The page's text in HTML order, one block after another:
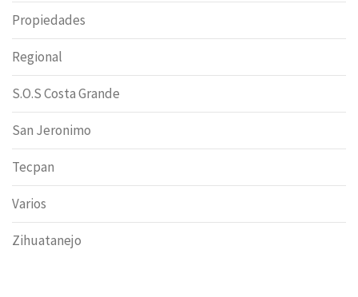
Propiedades
Regional
S.O.S Costa Grande
San Jeronimo
Tecpan
Varios
Zihuatanejo